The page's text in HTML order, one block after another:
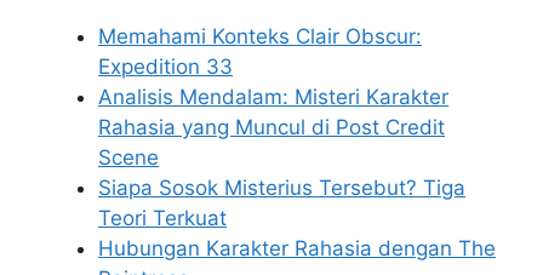
Memahami Konteks Clair Obscur:
Expedition 33
Analisis Mendalam: Misteri Karakter
Rahasia yang Muncul di Post Credit
Scene
Siapa Sosok Misterius Tersebut? Tiga
Teori Terkuat
Hubungan Karakter Rahasia dengan The